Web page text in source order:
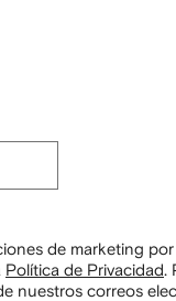
de marketing
Política de Privacidad.
nuestros correos